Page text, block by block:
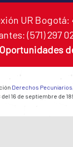
UR Bogotá:
(571) 297
Oportunidades
Derechos
16 de septiembre de